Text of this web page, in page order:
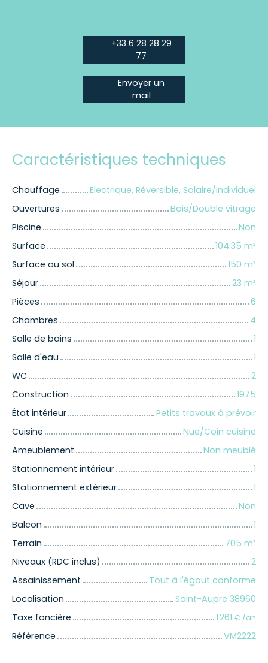
+33 6 28 28 29
77
Envoyer un
mail
Caractéristiques techniques
Chauffage
Electrique, Réversible, Solaire/Individuel
Ouvertures
Bois/Double vitrage
Piscine
Non
Surface
104.35 m²
Surface au sol
150 m²
Séjour
23 m²
Pièces
6
Chambres
4
Salle de bains
1
Salle d'eau
1
WC
2
Construction
1975
État intérieur
Petits travaux à prévoir
Cuisine
Nue/Coin cuisine
Ameublement
Non meublé
Stationnement intérieur
1
Stationnement extérieur
1
Cave
Non
Balcon
1
Terrain
705 m²
Niveaux (RDC inclus)
2
Assainissement
Tout à l'égout conforme
Localisation
Saint-Aupre 38960
Taxe foncière
1 261 € /an
Référence VM2222